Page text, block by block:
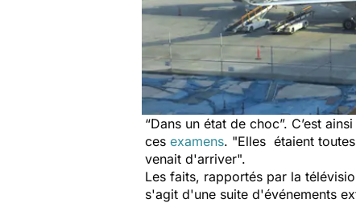
“Dans un état de choc”. C’est
ces examens. "Elles étaient
venait d'arriver".
Les faits, rapportés par la
s'agit d'une suite d'événements